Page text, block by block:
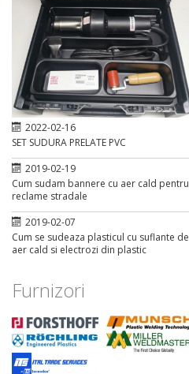
2022-02-16
SET SUDURA PRELATE PVC
2019-02-19
Cum sudam bannere cu aer cald pentru
reclame stradale
2019-02-07
Cum se sudeaza plasticul cu suflante de
aer cald si electrozi din plastic
Furnizori